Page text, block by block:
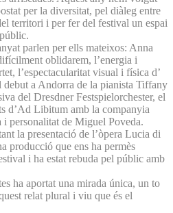
per la diversitat, pel diàleg entre
territori i per fer del festival un espai
parlen per ells mateixos: Anna
oblidarem, l’energia i
l’espectacularitat visual i física d’
debut a Andorra de la pianista Tiffany
del Dresdner Festspielorchester, el
d’Ad Libitum amb la companyia
personalitat de Miguel Poveda.
la presentació de l’òpera Lucia di
producció que ens ha permès
i ha estat rebuda pel públic amb
ha aportat una mirada única, un to
relat plural i viu que és el